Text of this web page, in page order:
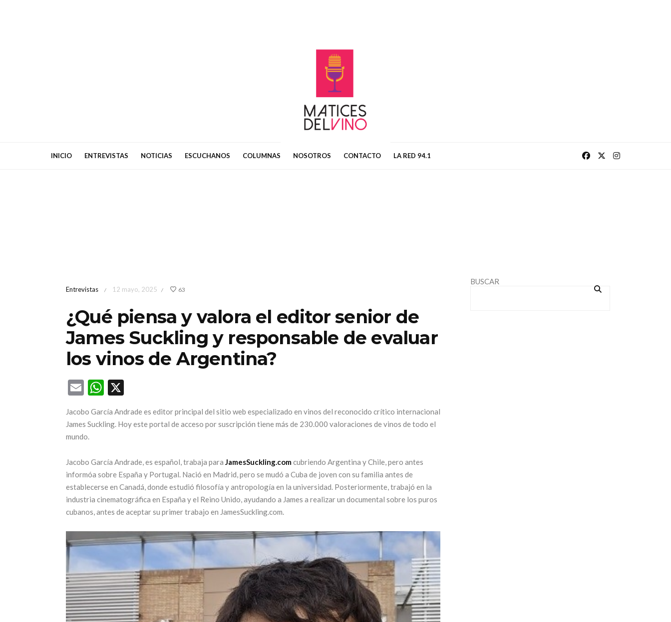
Llega una nueva
edición de la
feria más
esperada: Alta
Gama by
Sheraton
17 julio, 2026
CONTINUAR LEYENDO
25 años para un
ícono del
turismo en
Mendoza
CONTINUAR LEYENDO
Park Hyatt
Mendoza
celebra su 25º
un exclusivo
ciclo de
experiencias
5 junio, 2026
CONTINUAR LEYENDO
INICIO ENTREVISTAS NOTICIAS ESCUCHANOS COLUMNAS NOSOTROS CONTACTO LA RED 94.1
Entrevistas / 12 mayo, 2025 / 63
¿Qué piensa y valora el editor senior de
James Suckling y responsable de evaluar
los vinos de Argentina?
EmailWhatsApp
Jacobo García Andrade es editor principal del sitio web especializado en vinos del reconocido crítico internacional
James Suckling. Hoy este portal de acceso por suscripción tiene más de 230.000 valoraciones de vinos de todo el
mundo.
Jacobo García Andrade, es español, trabaja para JamesSuckling.com cubriendo Argentina y Chile, pero antes
informóa sobre España y Portugal. Nació en Madrid, pero se mudó a Cuba de joven con su familia antes de
establecerse en Canadá, donde estudió filosofía y antropología en la universidad. Posteriormente, trabajó en la
industria cinematográfica en España y el Reino Unido, ayudando a James a realizar un documental sobre los puros
cubanos, antes de aceptar su primer trabajo en JamesSuckling.com.
BUSCAR